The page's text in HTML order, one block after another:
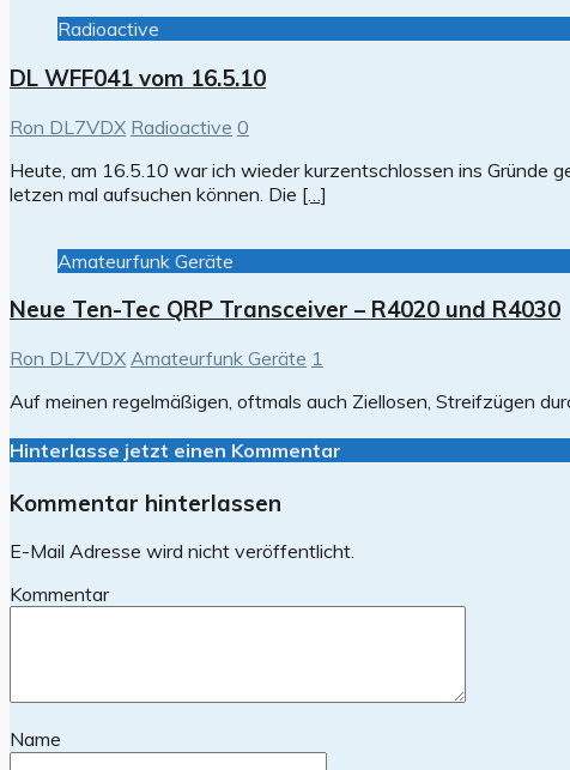
Radioactive
DL WFF041 vom 16.5.10
Ron DL7VDX Radioactive 0
Heute, am 16.5.10 war ich wieder kurzentschlossen ins Gründe
letzen mal aufsuchen können. Die […]
Amateurfunk Geräte
Neue Ten-Tec QRP Transceiver – R4020 und R4030
Ron DL7VDX Amateurfunk Geräte 1
Auf meinen regelmäßigen, oftmals auch Ziellosen, Streifzügen
Hinterlasse jetzt einen Kommentar
Kommentar hinterlassen
E-Mail Adresse wird nicht veröffentlicht.
Kommentar
Name